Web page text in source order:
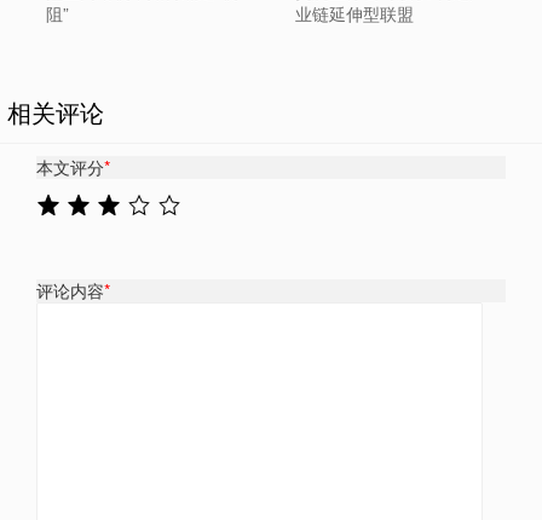
阻”
业链延伸型联盟
相关评论
本文评分*
评论内容*